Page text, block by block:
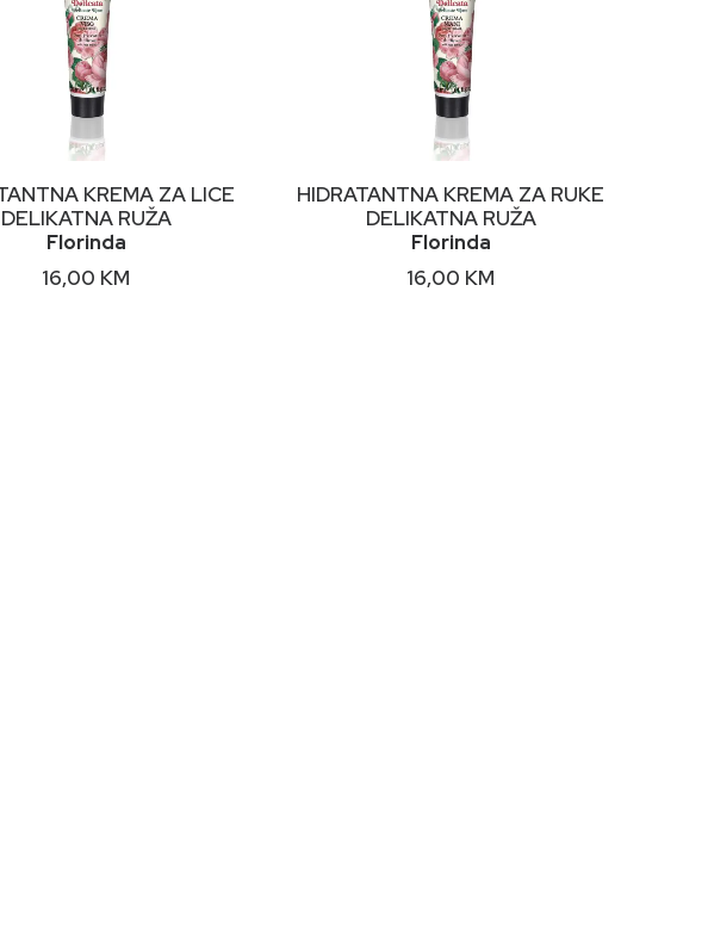
DODAJ U KORPUKREMA ZA LICE
DELIKATNA RUŽA
Florinda
16,00 KM
DODAJ U KORPU
HIDRATANTNA KREMA ZA RUKE
DELIKATNA RUŽA
Florinda
16,00 KM